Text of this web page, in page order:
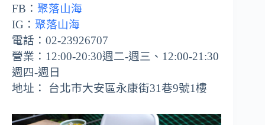
FB： 聚落山海
IG： 聚落山海
電話：02-23926707
營業：12:00-20:30週二-週三、12:00-21:30
週四-週日
地址： 台北市大安區永康街31巷9號1樓